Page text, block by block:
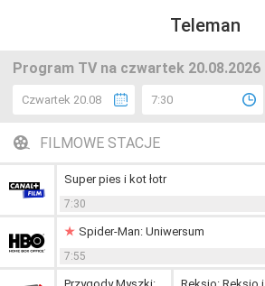
Teleman
Program TV na czwartek 20.08.2026
Czwartek 20.08 7:30
FILMOWE STACJE
Super pies i kot łotr
7:30
Spider-Man: Uniwersum
7:55